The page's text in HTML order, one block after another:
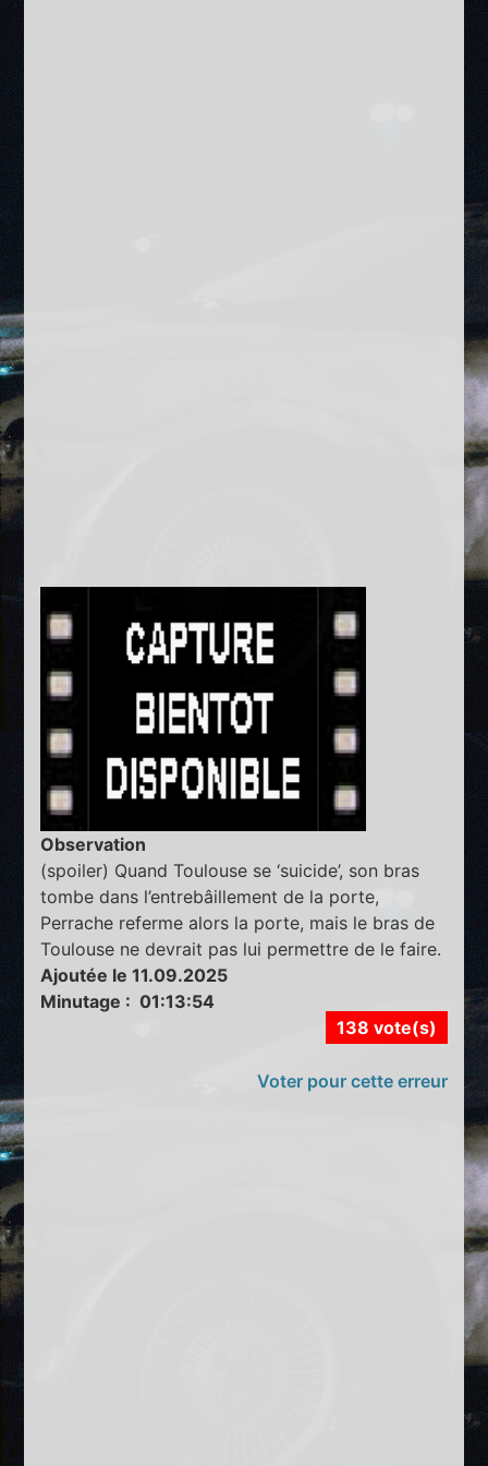
Observation
(spoiler) Quand Toulouse se ‘suicide’, son bras
tombe dans l’entrebâillement de la porte,
Perrache referme alors la porte, mais le bras de
Toulouse ne devrait pas lui permettre de le faire.
Ajoutée le 11.09.2025
Minutage : 01:13:54
138 vote(s)
Voter pour cette erreur